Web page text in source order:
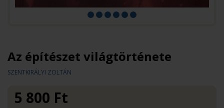
Az építészet világtörténete
SZENTKIRÁLYI ZOLTÁN
5 800 Ft